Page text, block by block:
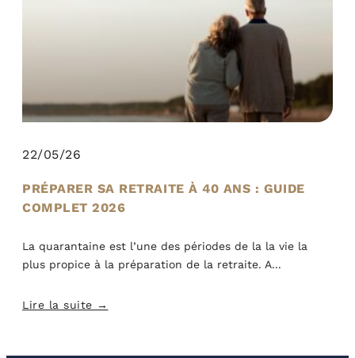
PRÉPARER SA RETRAITE À 40 ANS : GUIDE
COMPLET 2026
La quarantaine est l’une des périodes de la la vie la
plus propice à la préparation de la retraite. A
Lire la suite →
22/05/26